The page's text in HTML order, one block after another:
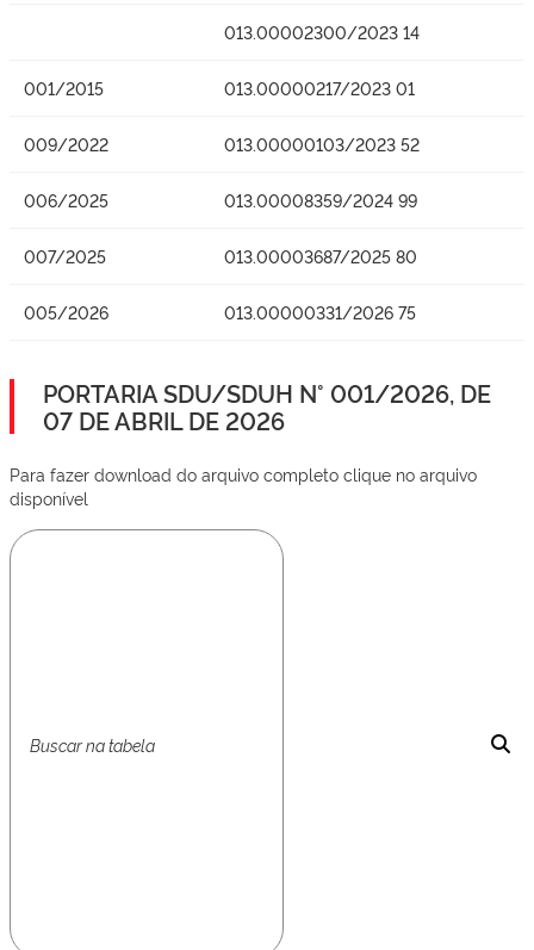
013.00002300/2023 14
001/2015 013.00000217/2023 01
009/2022 013.00000103/2023 52
006/2025 013.00008359/2024 99
007/2025 013.00003687/2025 80
005/2026 013.00000331/2026 75
PORTARIA SDU/SDUH N° 001/2026, DE
07 DE ABRIL DE 2026
Para fazer download do arquivo completo clique no arquivo
disponível